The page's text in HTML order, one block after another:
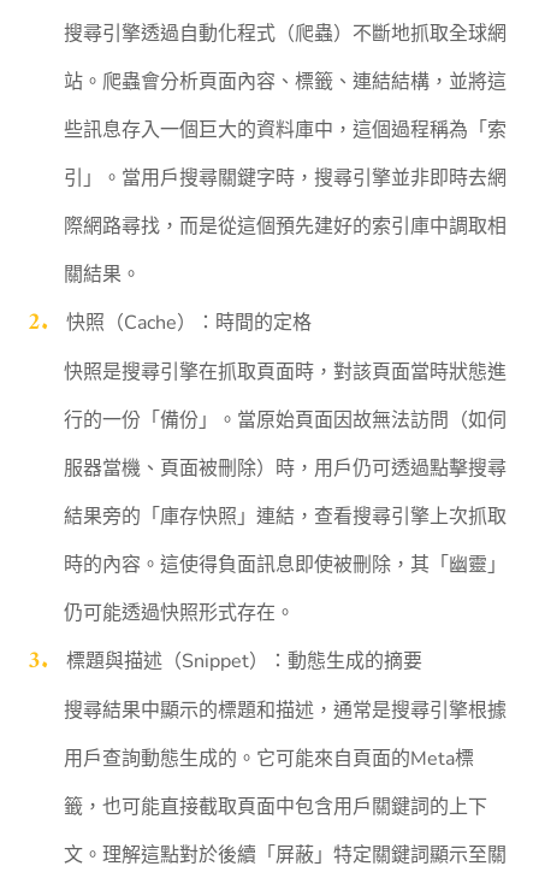
搜尋引擎透過自動化程式（爬蟲）不斷地抓取全球網
站。爬蟲會分析頁面內容、標籤、連結結構，並將這
些訊息存入一個巨大的資料庫中，這個過程稱為「索
引」。當用戶搜尋關鍵字時，搜尋引擎並非即時去網
際網路尋找，而是從這個預先建好的索引庫中調取相
關結果。
快照（Cache）：時間的定格
快照是搜尋引擎在抓取頁面時，對該頁面當時狀態進
行的一份「備份」。當原始頁面因故無法訪問（如伺
服器當機、頁面被刪除）時，用戶仍可透過點擊搜尋
結果旁的「庫存快照」連結，查看搜尋引擎上次抓取
時的內容。這使得負面訊息即使被刪除，其「幽靈」
仍可能透過快照形式存在。
標題與描述（Snippet）：動態生成的摘要
搜尋結果中顯示的標題和描述，通常是搜尋引擎根據
用戶查詢動態生成的。它可能來自頁面的Meta標
籤，也可能直接截取頁面中包含用戶關鍵詞的上下
文。理解這點對於後續「屏蔽」特定關鍵詞顯示至關